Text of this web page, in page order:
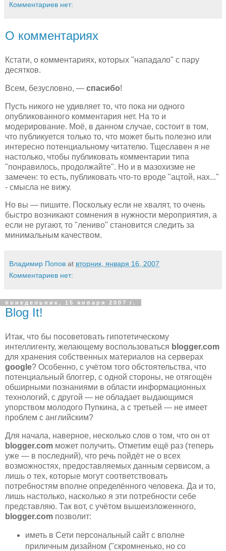
Комментариев нет:
О комментариях
Кстати, о комментариях, которых "нападало" с пару
десятков.
Всем, безусловно, — спасибо!
Пусть никого не удивляет то, что пока ни одного
опубликованного комментария нет. На то и
модерирование. Моё, в данном случае, состоит в том,
что публикуется только то, что может быть полезно или
интересно потенциальному читателю. Тщеславен я не
настолько, чтобы публиковать комментарии типа
"понравилось, продолжайте". Но и в мазохизме не
замечен: то есть, публиковать что-то вроде "ацтой, нах..."
- смысла не вижу.
Но вы — пишите. Поскольку если не хвалят, то очень
быстро возникают сомнения в нужности мероприятия, а
если не ругают, то "лениво" становится следить за
минимальным качеством.
Владимир Попов at вторник, января 16, 2007
Комментариев нет:
понедельник, 15 января 2007 г.
Blog It!
Итак, что бы посоветовать гипотетическому
интеллигенту, желающему воспользоваться blogger.com
для хранения собственных материалов на серверах
google? Особенно, с учётом того обстоятельства, что
потенциальный блоггер, с одной стороны, не отягощён
обширными познаниями в области информационных
технологий, с другой — не обладает выдающимся
упорством молодого Пупкина, а с третьей — не имеет
проблем с английским?
Для начала, наверное, несколько слов о том, что он от
blogger.com может получить. Отметим ещё раз (теперь
уже — в последний), что речь пойдёт не о всех
возможностях, предоставляемых данным сервисом, а
лишь о тех, которые могут соответствовать
потребностям вполне определённого человека. Да и то,
лишь настолько, насколько я эти потребности себе
представляю. Так вот, с учётом вышеизложенного,
blogger.com позволит:
иметь в Сети персональный сайт с вполне
приличным дизайном ("скромненько, но со